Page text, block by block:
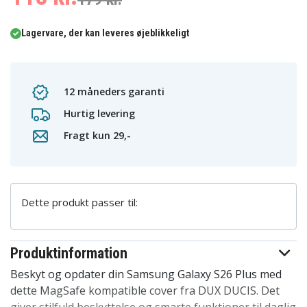
Lagervare, der kan leveres øjeblikkeligt
12 måneders garanti
Hurtig levering
Fragt kun 29,-
Produktinformation
Beskyt og opdater din Samsung Galaxy S26 Plus med
dette MagSafe kompatible cover fra DUX DUCIS. Det
Dette produkt passer til: